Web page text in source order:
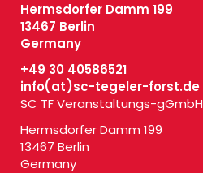
Hermsdorfer Damm 199
13467 Berlin
Germany
+49 30 40586521
info(at)sc-tegeler-forst.de
SC TF Veranstaltungs-gGmbH
Hermsdorfer Damm 199
13467 Berlin
Germany